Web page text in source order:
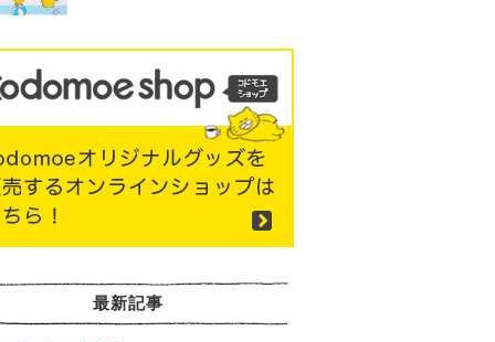
最新記事